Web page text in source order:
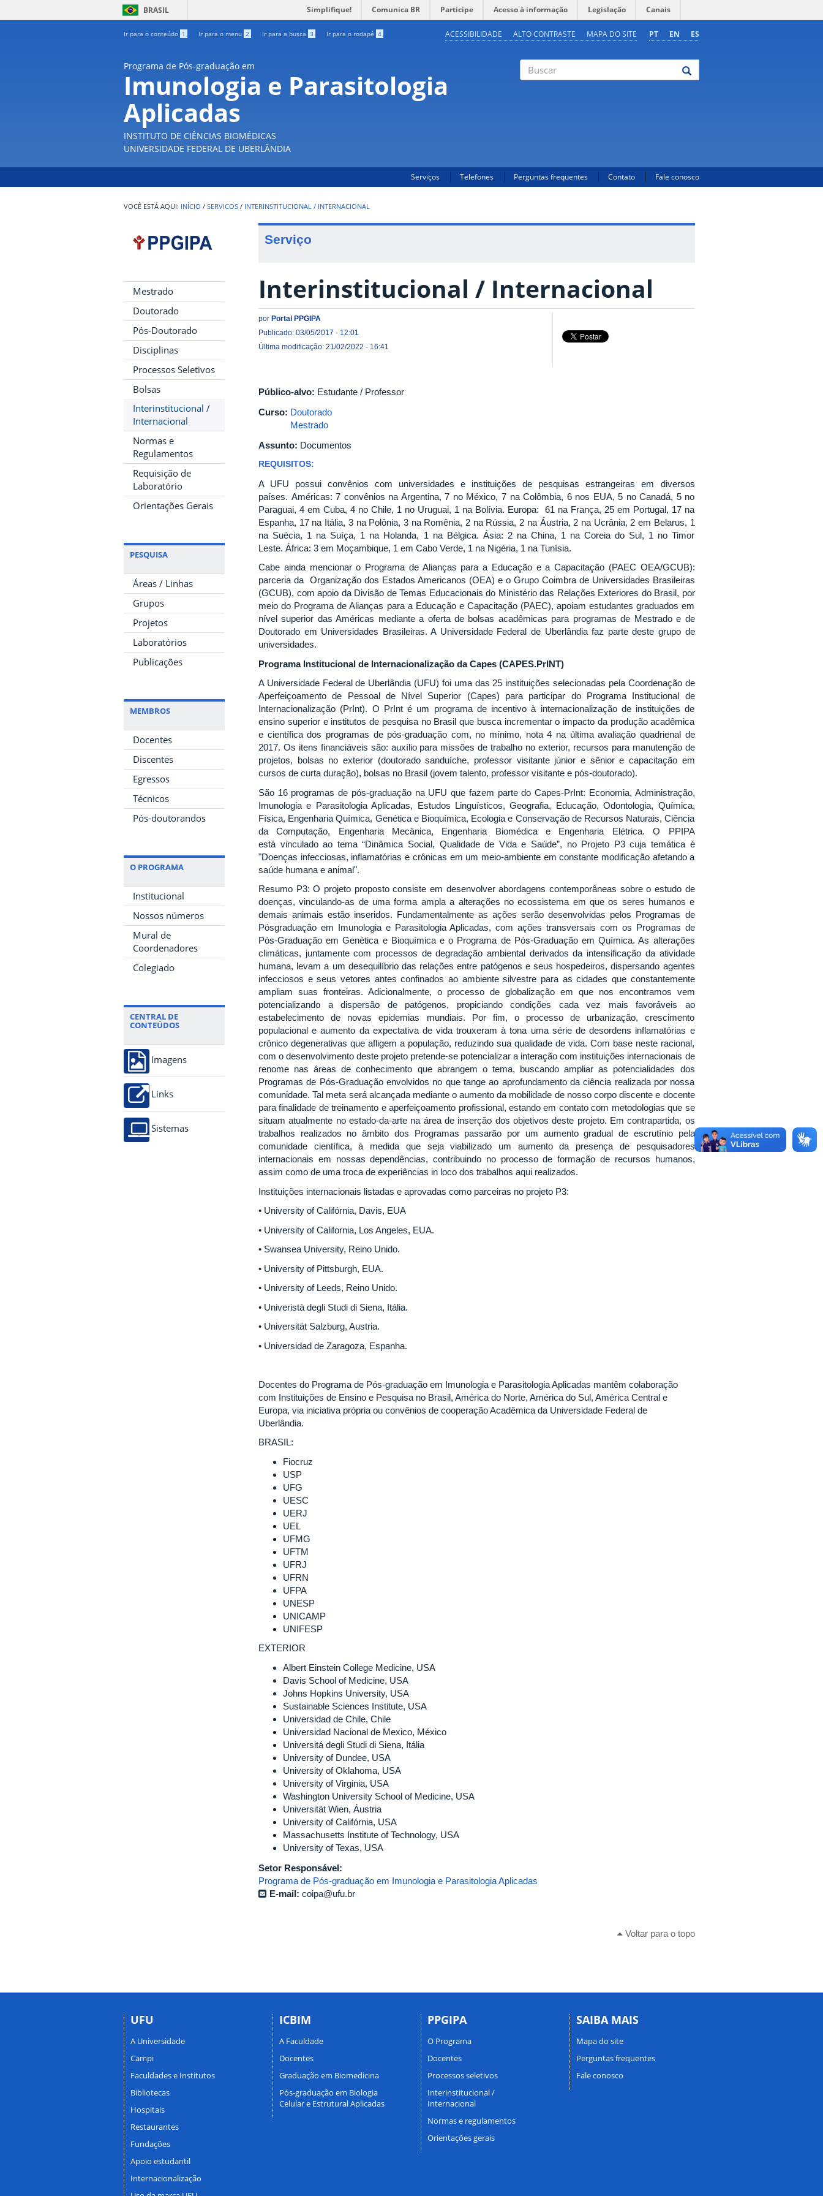
BRASIL Simplifique! Comunica BR Participe Acesso à informação Legislação Canais
Ir para o conteúdo 1 Ir para o menu 2 Ir para a busca 3 Ir para o rodapé 4 PT EN ES
ACESSIBILIDADE ALTO CONTRASTE MAPA DO SITE
Programa de Pós-graduação em
Imunologia e Parasitologia
Aplicadas
INSTITUTO DE CIÊNCIAS BIOMÉDICAS
UNIVERSIDADE FEDERAL DE UBERLÂNDIA
Serviços Telefones Perguntas frequentes Contato Fale conosco
INÍCIO / SERVICOS / INTERINSTITUCIONAL / INTERNACIONAL
Mestrado
Doutorado
Pós-Doutorado
Disciplinas
Processos Seletivos
Bolsas
Interinstitucional /
Internacional
Normas e
Regulamentos
Requisição de
Laboratório
Orientações Gerais
PESQUISA
Áreas / Linhas
Grupos
Projetos
Laboratórios
Publicações
MEMBROS
Docentes
Discentes
Egressos
Técnicos
Pós-doutorandos
O PROGRAMA
Institucional
Nossos números
Mural de
Coordenadores
Colegiado
CENTRAL DE
CONTEÚDOS
Imagens
Links
Sistemas
Serviço
Interinstitucional / Internacional
por Portal PPGIPA
Publicado: 03/05/2017 - 12:01
Última modificação: 21/02/2022 - 16:41
Público-alvo: Estudante / Professor
Curso: Doutorado
Mestrado
Assunto: Documentos
REQUISITOS:
A UFU possui convênios com universidades e instituições de pesquisas estrangeiras em diversos
países. Américas: 7 convênios na Argentina, 7 no México, 7 na Colômbia, 6 nos EUA, 5 no Canadá, 5 no
Paraguai, 4 em Cuba, 4 no Chile, 1 no Uruguai, 1 na Bolívia. Europa: 61 na França, 25 em Portugal, 17 na
Espanha, 17 na Itália, 3 na Polônia, 3 na Romênia, 2 na Rússia, 2 na Áustria, 2 na Ucrânia, 2 em Belarus, 1
na Suécia, 1 na Suíça, 1 na Holanda, 1 na Bélgica. Ásia: 2 na China, 1 na Coreia do Sul, 1 no Timor
Leste. África: 3 em Moçambique, 1 em Cabo Verde, 1 na Nigéria, 1 na Tunísia.
Cabe ainda mencionar o Programa de Alianças para a Educação e a Capacitação (PAEC OEA/GCUB):
parceria da Organização dos Estados Americanos (OEA) e o Grupo Coimbra de Universidades Brasileiras
(GCUB), com apoio da Divisão de Temas Educacionais do Ministério das Relações Exteriores do Brasil, por
meio do Programa de Alianças para a Educação e Capacitação (PAEC), apoiam estudantes graduados em
nível superior das Américas mediante a oferta de bolsas acadêmicas para programas de Mestrado e de
Doutorado em Universidades Brasileiras. A Universidade Federal de Uberlândia faz parte deste grupo de
universidades.
Programa Institucional de Internacionalização da Capes (CAPES.PrINT)
A Universidade Federal de Uberlândia (UFU) foi uma das 25 instituições selecionadas pela Coordenação de
Aperfeiçoamento de Pessoal de Nível Superior (Capes) para participar do Programa Institucional de
Internacionalização (PrInt). O PrInt é um programa de incentivo à internacionalização de instituições de
ensino superior e institutos de pesquisa no Brasil que busca incrementar o impacto da produção acadêmica
e científica dos programas de pós-graduação com, no mínimo, nota 4 na última avaliação quadrienal de
2017. Os itens financiáveis são: auxílio para missões de trabalho no exterior, recursos para manutenção de
projetos, bolsas no exterior (doutorado sanduíche, professor visitante júnior e sênior e capacitação em
cursos de curta duração), bolsas no Brasil (jovem talento, professor visitante e pós-doutorado).
São 16 programas de pós-graduação na UFU que fazem parte do Capes-PrInt: Economia, Administração,
Imunologia e Parasitologia Aplicadas, Estudos Linguísticos, Geografia, Educação, Odontologia, Química,
Física, Engenharia Química, Genética e Bioquímica, Ecologia e Conservação de Recursos Naturais, Ciência
da Computação, Engenharia Mecânica, Engenharia Biomédica e Engenharia Elétrica. O PPIPA
está vinculado ao tema “Dinâmica Social, Qualidade de Vida e Saúde”, no Projeto P3 cuja temática é
"Doenças infecciosas, inflamatórias e crônicas em um meio-ambiente em constante modificação afetando a
saúde humana e animal".
Resumo P3: O projeto proposto consiste em desenvolver abordagens contemporâneas sobre o estudo de
doenças, vinculando-as de uma forma ampla a alterações no ecossistema em que os seres humanos e
demais animais estão inseridos. Fundamentalmente as ações serão desenvolvidas pelos Programas de
Pósgraduação em Imunologia e Parasitologia Aplicadas, com ações transversais com os Programas de
Pós-Graduação em Genética e Bioquímica e o Programa de Pós-Graduação em Química. As alterações
climáticas, juntamente com processos de degradação ambiental derivados da intensificação da atividade
humana, levam a um desequilíbrio das relações entre patógenos e seus hospedeiros, dispersando agentes
infecciosos e seus vetores antes confinados ao ambiente silvestre para as cidades que constantemente
ampliam suas fronteiras. Adicionalmente, o processo de globalização em que nos encontramos vem
potencializando a dispersão de patógenos, propiciando condições cada vez mais favoráveis ao
estabelecimento de novas epidemias mundiais. Por fim, o processo de urbanização, crescimento
populacional e aumento da expectativa de vida trouxeram à tona uma série de desordens inflamatórias e
crônico degenerativas que afligem a população, reduzindo sua qualidade de vida. Com base neste racional,
com o desenvolvimento deste projeto pretende-se potencializar a interação com instituições internacionais de
renome nas áreas de conhecimento que abrangem o tema, buscando ampliar as potencialidades dos
Programas de Pós-Graduação envolvidos no que tange ao aprofundamento da ciência realizada por nossa
comunidade. Tal meta será alcançada mediante o aumento da mobilidade de nosso corpo discente e docente
para finalidade de treinamento e aperfeiçoamento profissional, estando em contato com metodologias que se
situam atualmente no estado-da-arte na área de inserção dos objetivos deste projeto. Em contrapartida, os
trabalhos realizados no âmbito dos Programas passarão por um aumento gradual de escrutínio pela
comunidade científica, à medida que seja viabilizado um aumento da presença de pesquisadores
internacionais em nossas dependências, contribuindo no processo de formação de recursos humanos,
assim como de uma troca de experiências in loco dos trabalhos aqui realizados.
Instituições internacionais listadas e aprovadas como parceiras no projeto P3:
• University of Califórnia, Davis, EUA
• University of California, Los Angeles, EUA.
• Swansea University, Reino Unido.
• University of Pittsburgh, EUA.
• University of Leeds, Reino Unido.
• Univeristà degli Studi di Siena, Itália.
• Universität Salzburg, Austria.
• Universidad de Zaragoza, Espanha.
Docentes do Programa de Pós-graduação em Imunologia e Parasitologia Aplicadas mantêm colaboração
com Instituições de Ensino e Pesquisa no Brasil, América do Norte, América do Sul, América Central e
Europa, via iniciativa própria ou convênios de cooperação Acadêmica da Universidade Federal de
Uberlândia.
BRASIL:
Fiocruz
USP
UFG
UESC
UERJ
UEL
UFMG
UFTM
UFRJ
UFRN
UFPA
UNESP
UNICAMP
UNIFESP
EXTERIOR
Albert Einstein College Medicine, USA
Davis School of Medicine, USA
Johns Hopkins University, USA
Sustainable Sciences Institute, USA
Universidad de Chile, Chile
Universidad Nacional de Mexico, México
Universitá degli Studi di Siena, Itália
University of Dundee, USA
University of Oklahoma, USA
University of Virginia, USA
Washington University School of Medicine, USA
Universität Wien, Áustria
University of Califórnia, USA
Massachusetts Institute of Technology, USA
University of Texas, USA
Setor Responsável:
Programa de Pós-graduação em Imunologia e Parasitologia Aplicadas
E-mail: coipa@ufu.br
Voltar para o topo
UFU
A Universidade
Campi
Faculdades e Institutos
Bibliotecas
Hospitais
Restaurantes
Fundações
Apoio estudantil
Internacionalização
ICBIM
A Faculdade
Docentes
Graduação em Biomedicina
Pós-graduação em Biologia
Celular e Estrutural Aplicadas
PPGIPA
O Programa
Docentes
Processos seletivos
Interinstitucional /
Internacional
Normas e regulamentos
Orientações gerais
SAIBA MAIS
Mapa do site
Perguntas frequentes
Fale conosco